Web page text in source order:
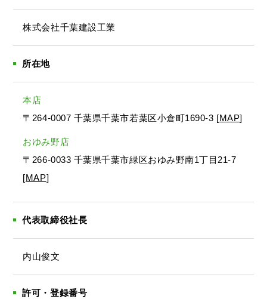
株式会社千葉建設工業
所在地
本店
〒264-0007 千葉県千葉市若葉区小倉町1690-3 [MAP]
おゆみ野店
〒266-0033 千葉県千葉市緑区おゆみ野南1丁目21-7
[MAP]
代表取締役社長
内山俊文
許可・登録番号